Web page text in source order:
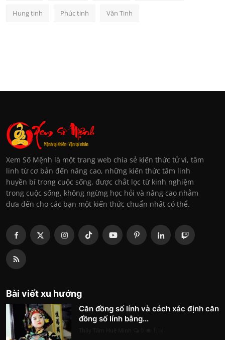
Hung tinh Phúc tinh Văn Tinh
Xem Số Mệnh là một trang web chia sẻ kiến thức tử vi, tâm
linh từ cơ bản đến nâng cao, những kiến thức tâm linh
huyền bí trong cuộc sống, được chắt lọc từ kinh nghiệm
trong cuộc sống, không ngừng học hỏi và nâng cao nhằm
đưa đến cho các bạn một kiến thức chuẩn nhất có thể.
Bài viết xu hướng
Căn đồng số lính và cách xác định căn
đồng số lính bằng...